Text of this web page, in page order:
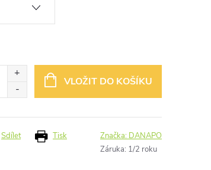
VLOŽIT DO KOŠÍKU
Tisk
Sdílet Značka: DANAPO
Záruka: 1/2 roku